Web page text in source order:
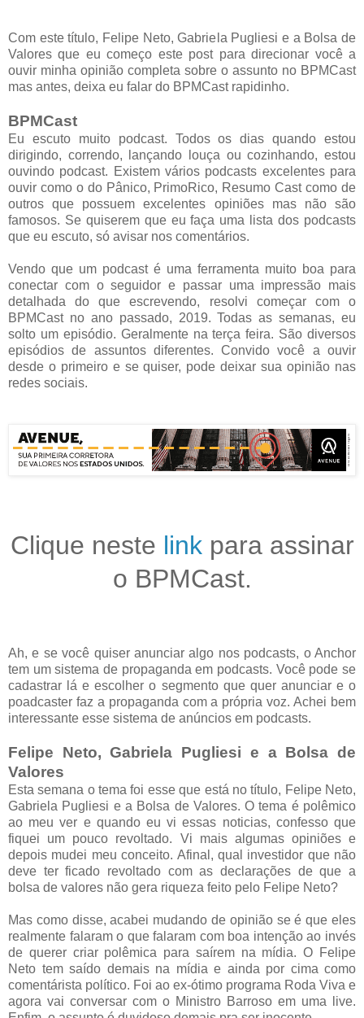
Com este título, Felipe Neto, Gabriela Pugliesi e a Bolsa de
Valores que eu começo este post para direcionar você a
ouvir minha opinião completa sobre o assunto no BPMCast
mas antes, deixa eu falar do BPMCast rapidinho.
BPMCast
Eu escuto muito podcast. Todos os dias quando estou
dirigindo, correndo, lançando louça ou cozinhando, estou
ouvindo podcast. Existem vários podcasts excelentes para
ouvir como o do Pânico, PrimoRico, Resumo Cast como de
outros que possuem excelentes opiniões mas não são
famosos. Se quiserem que eu faça uma lista dos podcasts
que eu escuto, só avisar nos comentários.
Vendo que um podcast é uma ferramenta muito boa para
conectar com o seguidor e passar uma impressão mais
detalhada do que escrevendo, resolvi começar com o
BPMCast no ano passado, 2019. Todas as semanas, eu
solto um episódio. Geralmente na terça feira. São diversos
episódios de assuntos diferentes. Convido você a ouvir
desde o primeiro e se quiser, pode deixar sua opinião nas
redes sociais.
Clique neste linkpara assinar
o BPMCast.
Ah, e se você quiser anunciar algo nos podcasts, o Anchor
tem um sistema de propaganda em podcasts. Você pode se
cadastrar lá e escolher o segmento que quer anunciar e o
poadcaster faz a propaganda com a própria voz. Achei bem
interessante esse sistema de anúncios em podcasts.
Felipe Neto, Gabriela Pugliesi e a Bolsa de
Valores
Esta semana o tema foi esse que está no título, Felipe Neto,
Gabriela Pugliesi e a Bolsa de Valores. O tema é polêmico
ao meu ver e quando eu vi essas noticias, confesso que
fiquei um pouco revoltado. Vi mais algumas opiniões e
depois mudei meu conceito. Afinal, qual investidor que não
deve ter ficado revoltado com as declarações de que a
bolsa de valores não gera riqueza feito pelo Felipe Neto?
Mas como disse, acabei mudando de opinião se é que eles
realmente falaram o que falaram com boa intenção ao invés
de querer criar polêmica para saírem na mídia. O Felipe
Neto tem saído demais na mídia e ainda por cima como
comentárista político. Foi ao ex-ótimo programa Roda Viva e
agora vai conversar com o Ministro Barroso em uma live.